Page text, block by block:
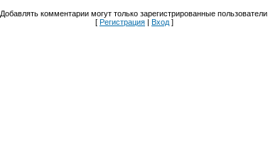
Добавлять комментарии могут только зарегистрированные пользователи.
[ Регистрация | Вход ]